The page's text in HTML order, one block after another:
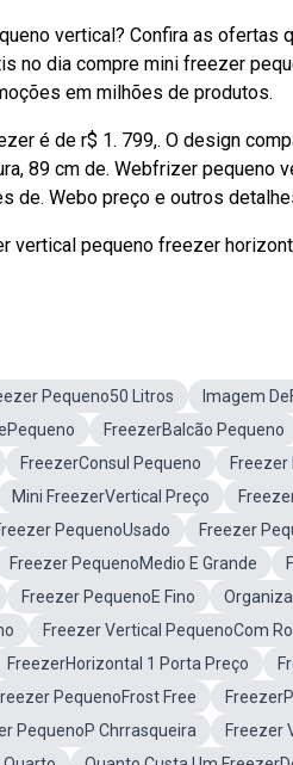
vertical? Confira as ofertas
no dia compre mini freezer
em milhões de produtos.
é de r$ 1. 799,. O design
89 cm de. Webfrizer pequeno
de. Webo preço e outros
vertical pequeno freezer
Pequeno50 Litros Imagem
FreezerBalcão Pequeno
FreezerConsul Pequeno
Mini FreezerVertical Preço
PequenoUsado Freezer
Freezer PequenoMedio E Grande
Freezer PequenoE Fino
Freezer Vertical PequenoCom
FreezerHorizontal 1 Porta Preço
PequenoFrost Free
PequenoP Chrrasqueira
Freezer